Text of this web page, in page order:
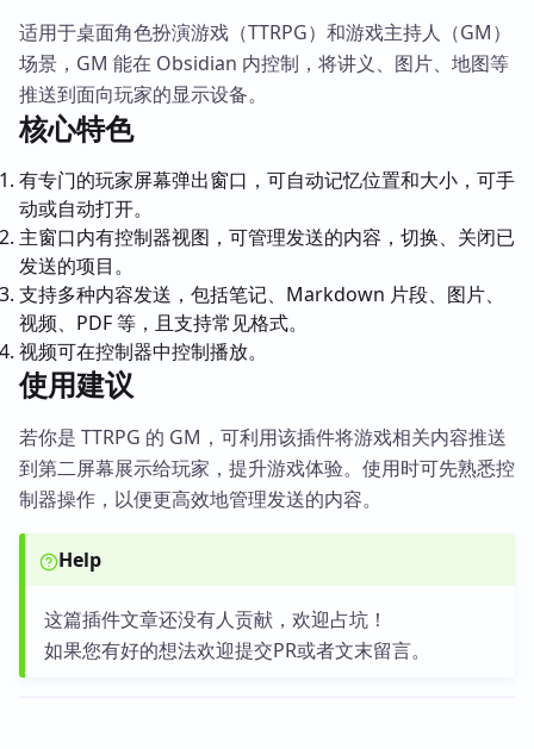
适用于桌面角色扮演游戏（TTRPG）和游戏主持人（GM）
场景，GM 能在 Obsidian 内控制，将讲义、图片、地图等
推送到面向玩家的显示设备。
核心特色
有专门的玩家屏幕弹出窗口，可自动记忆位置和大小，可手
动或自动打开。
主窗口内有控制器视图，可管理发送的内容，切换、关闭已
发送的项目。
支持多种内容发送，包括笔记、Markdown 片段、图片、
视频、PDF 等，且支持常见格式。
视频可在控制器中控制播放。
使用建议
若你是 TTRPG 的 GM，可利用该插件将游戏相关内容推送
到第二屏幕展示给玩家，提升游戏体验。使用时可先熟悉控
制器操作，以便更高效地管理发送的内容。
Help
这篇插件文章还没有人贡献，欢迎占坑！
如果您有好的想法欢迎提交PR或者文末留言。